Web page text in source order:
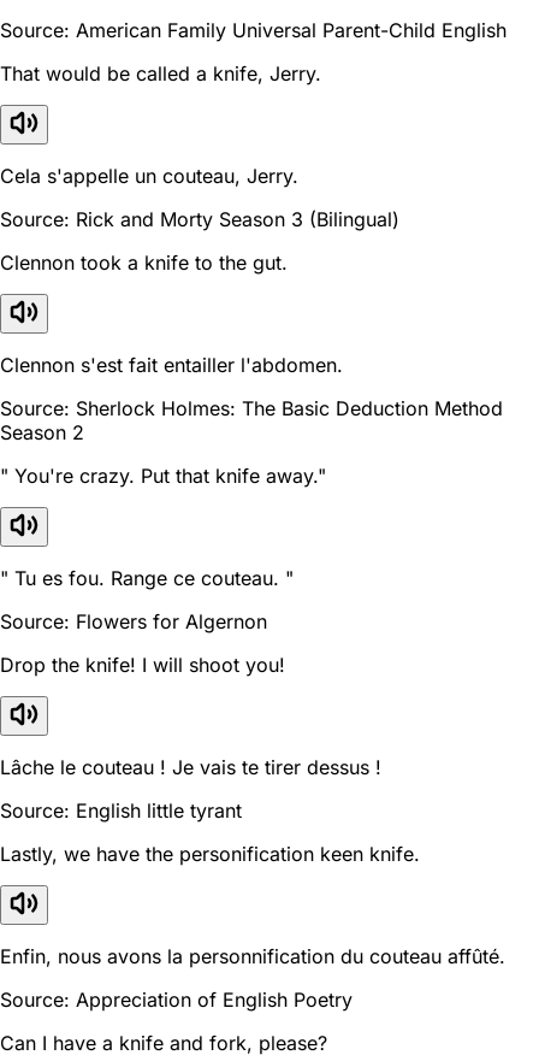
Source: American Family Universal Parent-Child English
That would be called a knife, Jerry.
Cela s'appelle un couteau, Jerry.
Source: Rick and Morty Season 3 (Bilingual)
Clennon took a knife to the gut.
Clennon s'est fait entailler l'abdomen.
Source: Sherlock Holmes: The Basic Deduction Method
Season 2
" You're crazy. Put that knife away."
" Tu es fou. Range ce couteau. "
Source: Flowers for Algernon
Drop the knife! I will shoot you!
Lâche le couteau ! Je vais te tirer dessus !
Source: English little tyrant
Lastly, we have the personification keen knife.
Enfin, nous avons la personnification du couteau affûté.
Source: Appreciation of English Poetry
Can I have a knife and fork, please?